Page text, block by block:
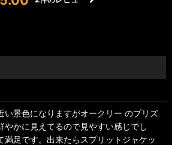
い景色になりますがオークリー のプリズ
やかに見えてるので見やすい感じでし
満足です。出来たらスプリットジャケッ